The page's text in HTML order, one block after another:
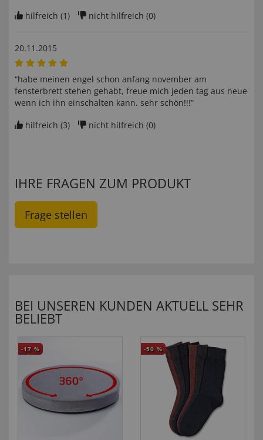
hilfreich (1) nicht hilfreich (0)
20.11.2015
“habe meinen engel schon anfang november am
fensterbrett stehen gehabt, freue mich jeden tag aus neue
wenn ich ihn einschalten kann. sehr schön!!!”
hilfreich (3) nicht hilfreich (0)
IHRE FRAGEN ZUM PRODUKT
Frage stellen
BEI UNSEREN KUNDEN AKTUELL SEHR
BELIEBT
-17 % -50 %